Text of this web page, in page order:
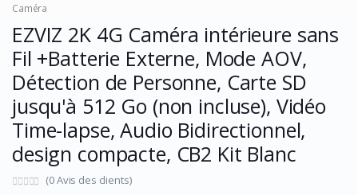
Caméra
EZVIZ 2K 4G Caméra intérieure sans
Fil +Batterie Externe, Mode AOV,
Détection de Personne, Carte SD
jusqu'à 512 Go (non incluse), Vidéo
Time-lapse, Audio Bidirectionnel,
design compacte, CB2 Kit Blanc
(0 Avis des clients)